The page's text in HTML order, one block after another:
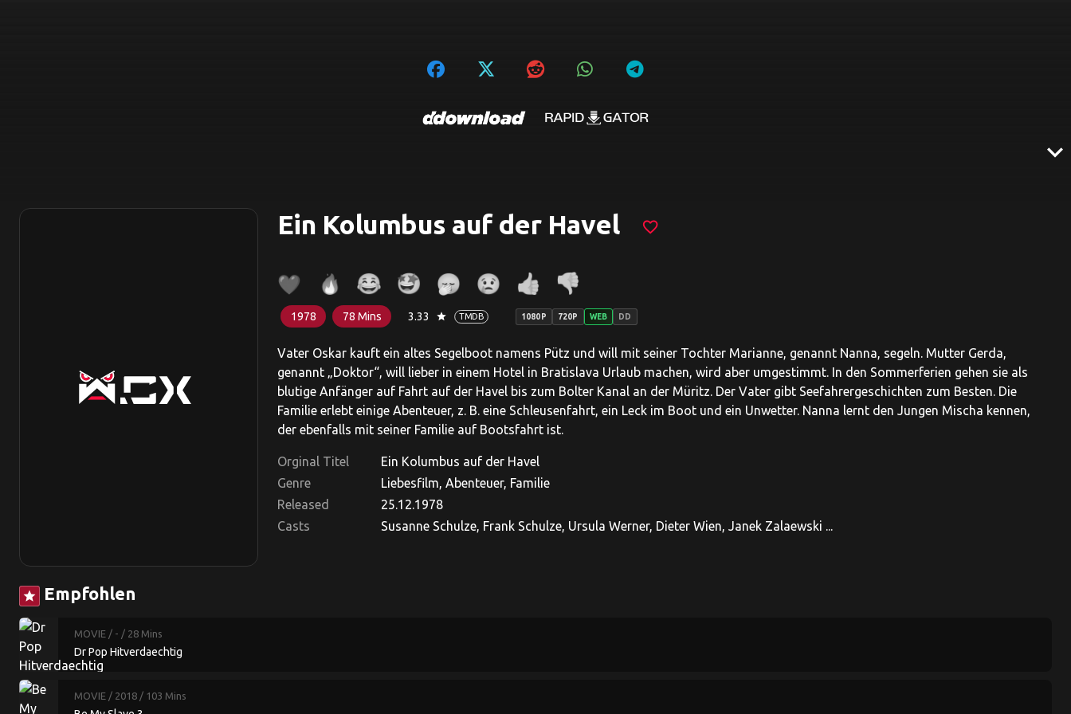
expand_more
Ein Kolumbus auf der Havel favorite_border
1978 78 Mins 3.33 star TMDB 1080P 720P WEB DD
Vater Oskar kauft ein altes Segelboot namens Pütz und will mit seiner Tochter Marianne, genannt Nanna, segeln. Mutter Gerda,
genannt „Doktor“, will lieber in einem Hotel in Bratislava Urlaub machen, wird aber umgestimmt. In den Sommerferien gehen sie als
blutige Anfänger auf Fahrt auf der Havel bis zum Bolter Kanal an der Müritz. Der Vater gibt Seefahrergeschichten zum Besten. Die
Familie erlebt einige Abenteuer, z. B. eine Schleusenfahrt, ein Leck im Boot und ein Unwetter. Nanna lernt den Jungen Mischa kennen,
der ebenfalls mit seiner Familie auf Bootsfahrt ist.
Orginal Titel
Ein Kolumbus auf der Havel
Genre
Liebesfilm, Abenteuer, Familie
Released
25.12.1978
Casts
Susanne Schulze, Frank Schulze, Ursula Werner, Dieter Wien, Janek Zalaewski ...
star Empfohlen
MOVIE / - / 28 Mins
Dr Pop Hitverdaechtig
MOVIE / 2018 / 103 Mins